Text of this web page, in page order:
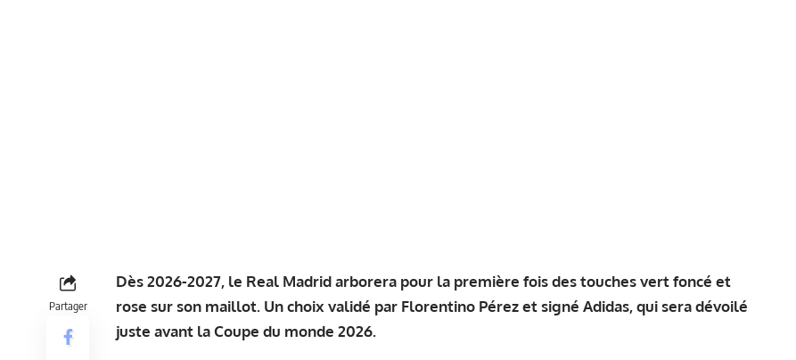
Partager
Dès 2026-2027, le Real Madrid arborera pour la première fois des touches vert foncé et
rose sur son maillot. Un choix validé par Florentino Pérez et signé Adidas, qui sera dévoilé
juste avant la Coupe du monde 2026.